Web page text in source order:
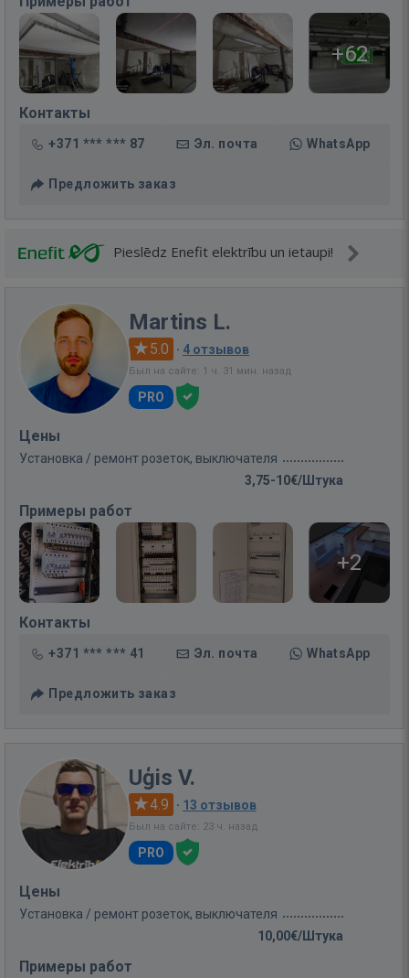
+62
Контакты
+371 *** *** 87 Эл. почта WhatsApp
Предложить заказ
Pieslēdz Enefit elektrību un ietaupi!
Martins L.
5.0 · 4 отзывов
Был на сайте: 1 ч. 31 мин. назад
PRO
Цены
Установка / ремонт розеток, выключателя
3,75-10€/Штука
Примеры работ
+2
Контакты
+371 *** *** 41 Эл. почта WhatsApp
Предложить заказ
Uģis V.
4.9 · 13 отзывов
Был на сайте: 23 ч. назад
PRO
Цены
Установка / ремонт розеток, выключателя
10,00€/Штука
Примеры работ